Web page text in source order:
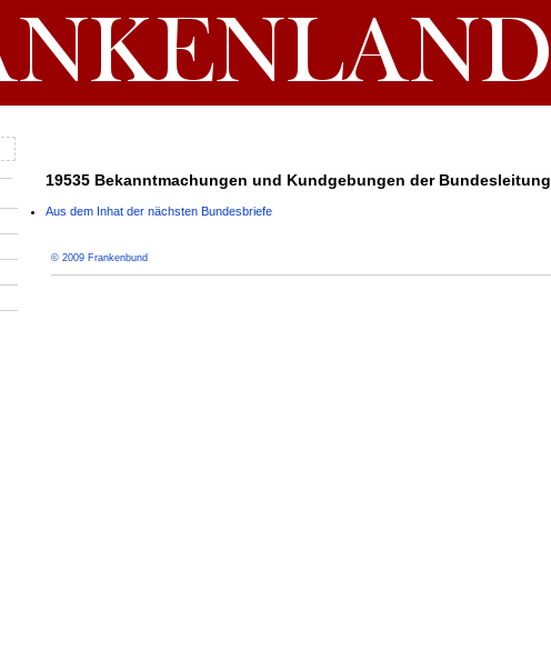
19535 Bekanntmachungen und Kundgebungen der Bundesleitung
Aus dem Inhat der nächsten Bundesbriefe
© 2009 Frankenbund